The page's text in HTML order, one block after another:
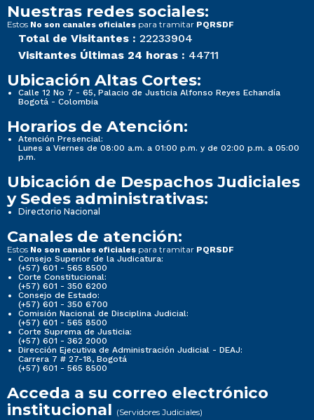
Nuestras redes sociales:
Estos No son canales oficiales para tramitar PQRSDF
Total de Visitantes : 22233904
Visitantes Últimas 24 horas : 44711
Ubicación Altas Cortes:
Calle 12 No 7 - 65, Palacio de Justicia Alfonso Reyes Echandía
Bogotá - Colombia
Horarios de Atención:
Atención Presencial:
Lunes a Viernes de 08:00 a.m. a 01:00 p.m. y de 02:00 p.m. a 05:00
p.m.
Ubicación de Despachos Judiciales
y Sedes administrativas:
Directorio Nacional
Canales de atención:
Estos No son canales oficiales para tramitar PQRSDF
Consejo Superior de la Judicatura:
(+57) 601 - 565 8500
Corte Constitucional:
(+57) 601 - 350 6200
Consejo de Estado:
(+57) 601 - 350 6700
Comisión Nacional de Disciplina Judicial:
(+57) 601 - 565 8500
Corte Suprema de Justicia:
(+57) 601 - 362 2000
Dirección Ejecutiva de Administración Judicial - DEAJ:
Carrera 7 # 27-18, Bogotá
(+57) 601 - 565 8500
Acceda a su correo electrónico
institucional (Servidores Judiciales)